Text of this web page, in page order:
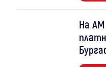
На АМ